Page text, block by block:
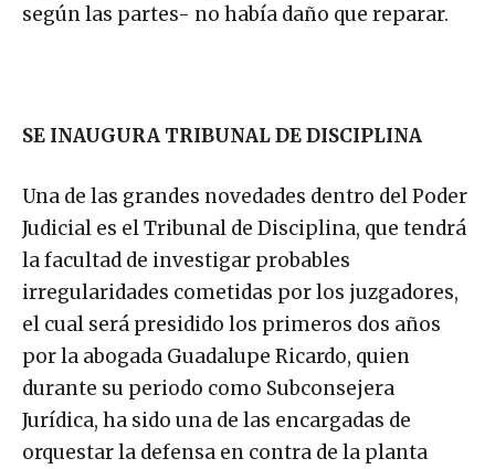
según las partes- no había daño que reparar.
SE INAUGURA TRIBUNAL DE DISCIPLINA
Una de las grandes novedades dentro del Poder
Judicial es el Tribunal de Disciplina, que tendrá
la facultad de investigar probables
irregularidades cometidas por los juzgadores,
el cual será presidido los primeros dos años
por la abogada Guadalupe Ricardo, quien
durante su periodo como Subconsejera
Jurídica, ha sido una de las encargadas de
orquestar la defensa en contra de la planta